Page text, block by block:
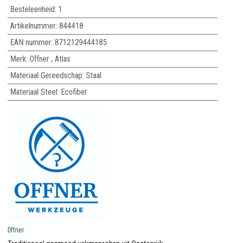
Besteleenheid: 1
Artikelnummer: 844418
EAN nummer: 8712129444185
Merk: Offner, Atlas
Materiaal Gereedschap: Staal
Materiaal Steel: Ecofiber
Offner